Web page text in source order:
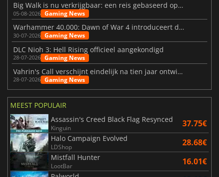
Big Walk is nu verkrijgbaar: een reis gebaseerd op vriendschap
05-08-2026 Gaming News
Warhammer 40.000: Dawn of War 4 introduceert de Necron-factie
30-07-2026 Gaming News
DLC Nioh 3: Hell Rising officieel aangekondigd
28-07-2026 Gaming News
Vahrin's Call verschijnt eindelijk na tien jaar ontwikkeling
28-07-2026 Gaming News
MEEST POPULAIR
Assassin's Creed Black Flag Resynced
Kinguin 37.75€
Halo Campaign Evolved
LDShop 28.68€
Mistfall Hunter
LootBar 16.01€